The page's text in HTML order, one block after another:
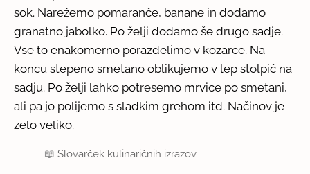
sok. Narežemo pomaranče, banane in dodamo
granatno jabolko. Po želji dodamo še drugo sadje.
Vse to enakomerno porazdelimo v kozarce. Na
koncu stepeno smetano oblikujemo v lep stolpič na
sadju. Po želji lahko potresemo mrvice po smetani,
ali pa jo polijemo s sladkim grehom itd. Načinov je
zelo veliko.
📖Slovarček kulinaričnih izrazov